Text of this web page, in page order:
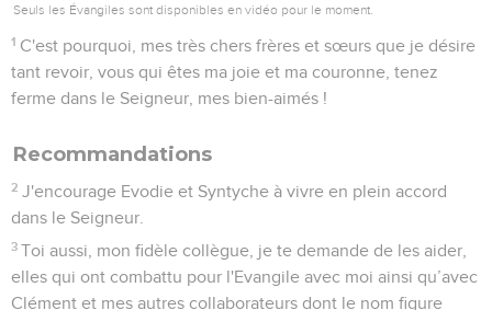
Seuls les Évangiles sont disponibles en vidéo pour le moment.
1 C'est pourquoi, mes très chers frères et sœurs que je désire
tant revoir, vous qui êtes ma joie et ma couronne, tenez
ferme dans le Seigneur, mes bien-aimés !
Recommandations
2 J'encourage Evodie et Syntyche à vivre en plein accord
dans le Seigneur.
3 Toi aussi, mon fidèle collègue, je te demande de les aider,
elles qui ont combattu pour l'Evangile avec moi ainsi qu’avec
Clément et mes autres collaborateurs dont le nom figure